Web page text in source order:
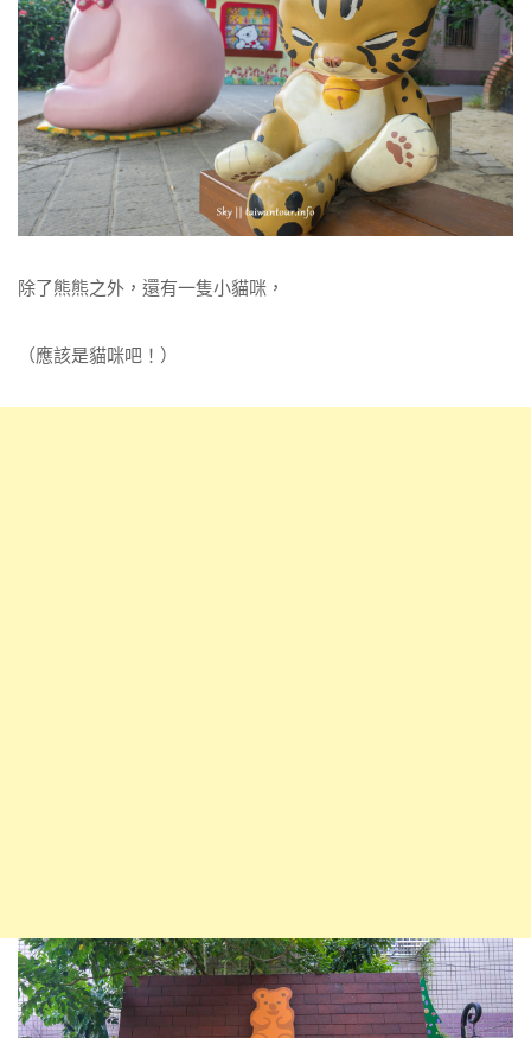
除了熊熊之外，還有一隻小貓咪，
（應該是貓咪吧！）